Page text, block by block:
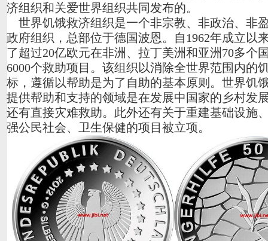
济组织和关爱世界组织共同发布的。
世界饥饿救济组织是一个非宗教、非政治、非
政府组织，总部位于德国波恩。自1962年成立以
了超过20亿欧元在非洲、拉丁美洲和亚洲70多个
6000个救助项目。该组织以消除全世界范围内的
标，遵循以帮助是为了自助的基本原则。世界饥
提供帮助和支持的领域是在发展中国家的乡村发
还有直接灾难救助。此外还有关于重建基础设施
强公民社会、卫生保健的项目被立项。